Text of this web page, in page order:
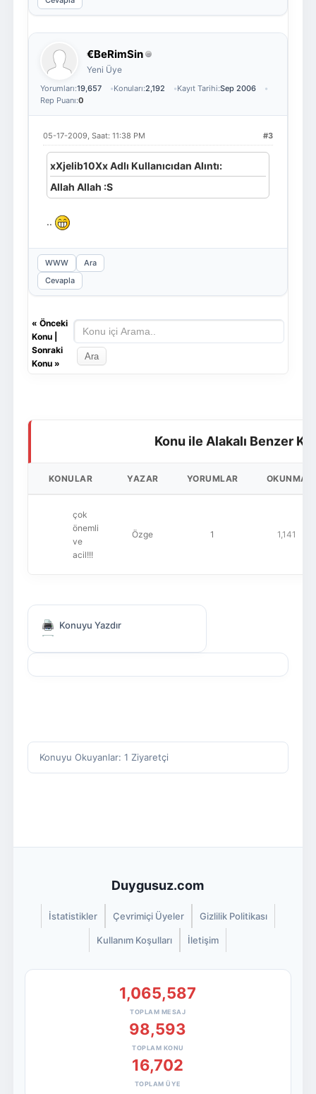
€BeRimSin
Yeni Üye
Yorumları:19,657 Konuları:2,192 Kayıt Tarihi:Sep 2006
Rep Puanı:0
#3
05-17-2009, Saat: 11:38 PM
xXjelib10Xx Adlı Kullanıcıdan Alıntı:
Allah Allah :S
..
WWW
Ara
Cevapla
« Önceki
Konu|
Sonraki
Konu»
Konu ile Alakalı Benzer
KONULAR YAZAR YORUMLAR OKUNMA
çok
önemli
ve
acil!!!
Özge 1 1,141
Konuyu Yazdır
Konuyu Okuyanlar: 1 Ziyaretçi
Duygusuz.com
İstatistikler Çevrimiçi Üyeler Gizlilik Politikası
Kullanım Koşulları İletişim
1,065,587
TOPLAM MESAJ
98,593
TOPLAM KONU
16,702
TOPLAM ÜYE